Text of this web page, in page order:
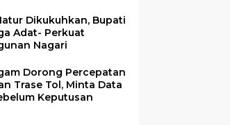
Dikukuhkan, Bupati
Adat- Perkuat
Nagari
Dorong Percepatan
Trase Tol, Minta Data
Keputusan